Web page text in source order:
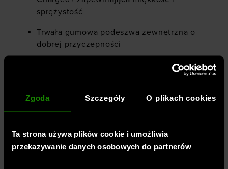
Zgoda Szczegóły O plikach cookies
Ta strona używa plików cookie i umożliwia
przekazywanie danych osobowych do partnerów
sprężystość
Trwała gumowa podeszwa zewnętrzna o
dobrej przyczepności
Konstrukcja neutralna dla biegaczek
Cholewka zawierająca minimum 35%
Cholewka: 66% materiał tekstylny, 34%